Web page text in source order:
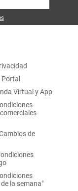
Virtual y App
de
la semana"